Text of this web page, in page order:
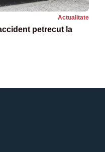
Actualitate
petrecut la